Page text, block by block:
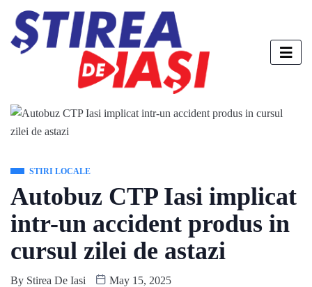
STIRI LOCALE
Autobuz CTP Iasi implicat
intr-un accident produs in
cursul zilei de astazi
By Stirea De Iasi May 15, 2025